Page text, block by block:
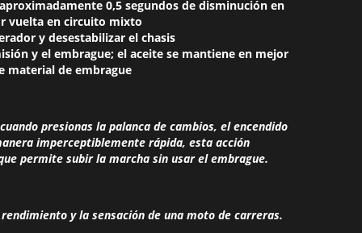
0,5 segundos de disminución en
vuelta en circuito mixto
y desestabilizar el chasis
y el embrague; el aceite se mantiene en mejor
material de embrague
presionas la palanca de cambios, el encendido
imperceptiblemente rápida, esta acción
permite subir la marcha sin usar el embrague.
y la sensación de una moto de carreras.